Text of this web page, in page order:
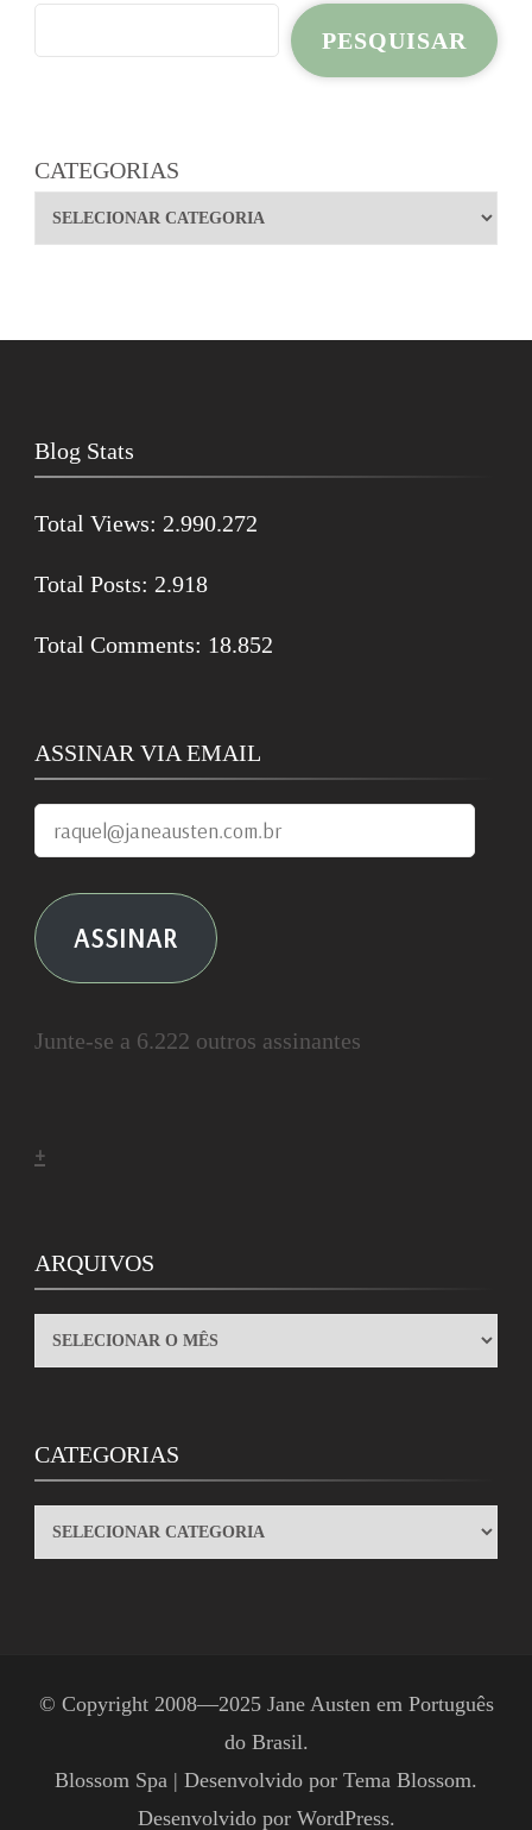
PESQUISAR
CATEGORIAS
Blog Stats
Total Views: 2.990.272
Total Posts: 2.918
Total Comments: 18.852
ASSINAR VIA EMAIL
raquel@janeausten.com.br
ASSINAR
Junte-se a 6.222 outros assinantes
+
ARQUIVOS
ARQUIVOS
CATEGORIAS
CATEGORIAS
© Copyright 2008—2025 Jane Austen em Português
do Brasil.
Blossom Spa | Desenvolvido por Tema Blossom.
Desenvolvido por WordPress.